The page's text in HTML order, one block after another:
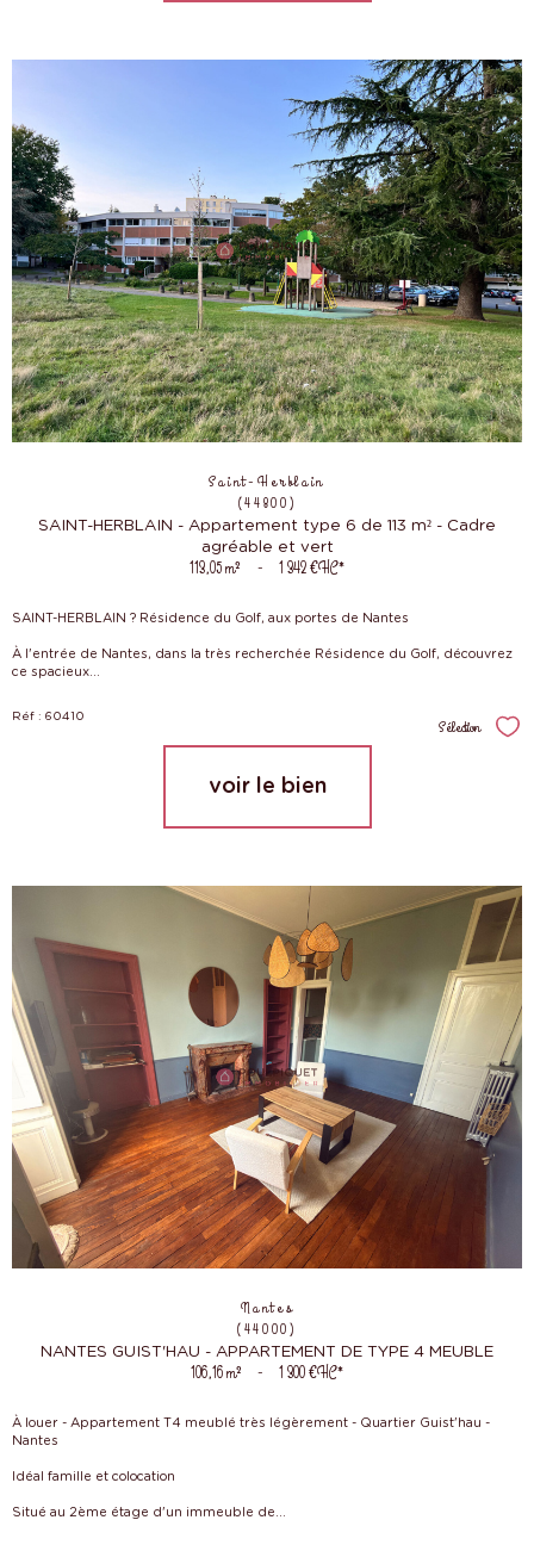
Saint-Herblain
(44800)
SAINT-HERBLAIN - Appartement type 6 de 113 m² - Cadre
agréable et vert
113,05 m² - 1 342 €HC*
SAINT-HERBLAIN ? Résidence du Golf, aux portes de Nantes
À l'entrée de Nantes, dans la très recherchée Résidence du Golf, découvrez
ce spacieux...
Réf : 60410
Sélection
voir le bien
Nantes
(44000)
NANTES GUIST'HAU - APPARTEMENT DE TYPE 4 MEUBLE
106,16 m² - 1 300 €HC*
À louer - Appartement T4 meublé très légèrement - Quartier Guist'hau -
Nantes
Idéal famille et colocation
Situé au 2ème étage d'un immeuble de...